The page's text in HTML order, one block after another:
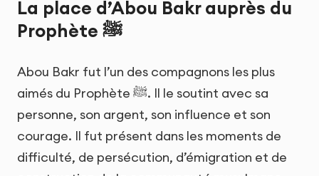
La place d’Abou Bakr auprès du
Prophète ﷺ
Abou Bakr fut l’un des compagnons les plus
aimés du Prophète ﷺ. Il le soutint avec sa
personne, son argent, son influence et son
courage. Il fut présent dans les moments de
difficulté, de persécution, d’émigration et de